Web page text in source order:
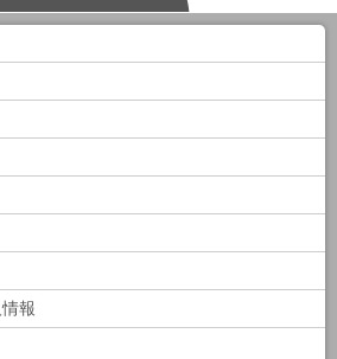
報